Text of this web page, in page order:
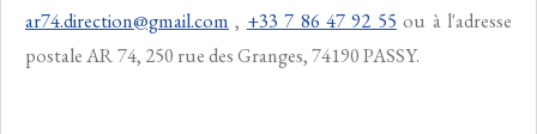
ar74.direction@gmail.com , +33 7 86 47 92 55 ou à l'adresse
postale AR 74, 250 rue des Granges, 74190 PASSY.